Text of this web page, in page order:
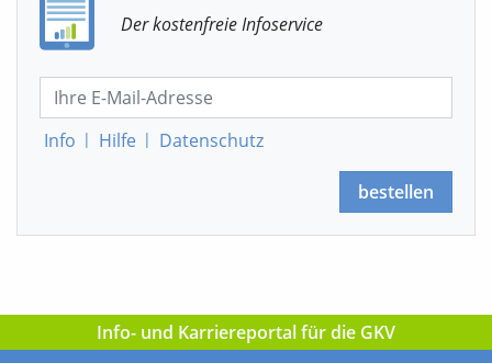
Der kostenfreie Infoservice
Info | Hilfe | Datenschutz
bestellen
Info- und Karriereportal für die GKV